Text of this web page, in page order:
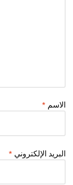
الاسم *
البريد الإلكتروني *